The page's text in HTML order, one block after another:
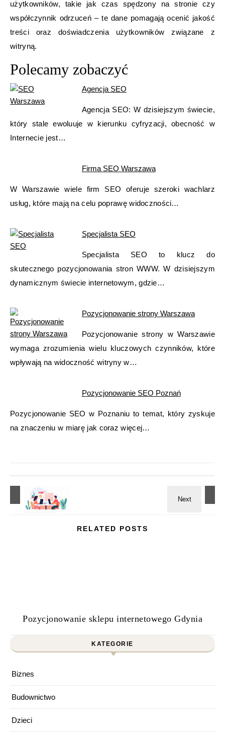
użytkowników, takie jak czas spędzony na stronie czy
współczynnik odrzuceń – te dane pomagają ocenić jakość
treści oraz doświadczenia użytkowników związane z
witryną.
Polecamy zobaczyć
Agencja SEO
Agencja SEO: W dzisiejszym świecie,
który stale ewoluuje w kierunku cyfryzacji, obecność w
Internecie jest…
Firma SEO Warszawa
W Warszawie wiele firm SEO oferuje szeroki wachlarz
usług, które mają na celu poprawę widoczności…
Specjalista SEO
Specjalista SEO to klucz do
skutecznego pozycjonowania stron WWW. W dzisiejszym
dynamicznym świecie internetowym, gdzie…
Pozycjonowanie strony Warszawa
Pozycjonowanie strony w Warszawie
wymaga zrozumienia wielu kluczowych czynników, które
wpływają na widoczność witryny w…
Pozycjonowanie SEO Poznań
Pozycjonowanie SEO w Poznaniu to temat, który zyskuje
na znaczeniu w miarę jak coraz więcej…
RELATED POSTS
Pozycjonowanie sklepu internetowego Gdynia
KATEGORIE
Biznes
Budownictwo
Dzieci